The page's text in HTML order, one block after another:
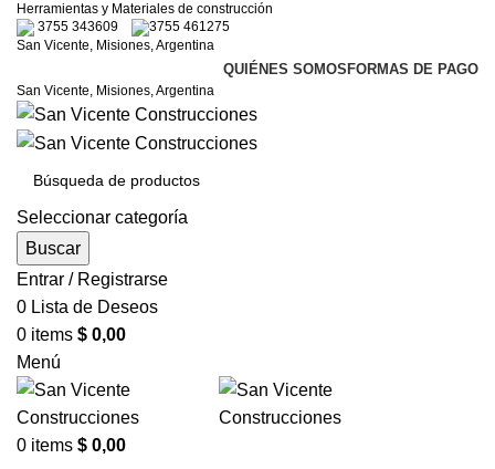
Herramientas y Materiales de construcción
3755 343609
3755 461275
San Vicente, Misiones, Argentina
QUIÉNES SOMOS FORMAS DE PAGO
San Vicente, Misiones, Argentina
Seleccionar categoría
Buscar
Entrar / Registrarse
0 Lista de Deseos
0 items $ 0,00
Menú
0 items $ 0,00